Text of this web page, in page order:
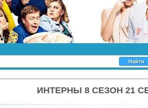
ИНТЕРНЫ 8 СЕЗОН 21